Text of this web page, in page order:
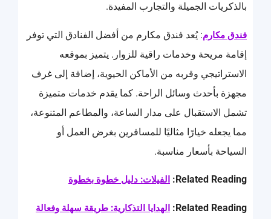
بالذكريات الجميلة والتجارب المفيدة.
فندق مكارم: يُعد فندق مكارم من أفضل الفنادق التي توفر
إقامة مريحة وخدمات راقية للزوار. يتميز بموقعه
الاستراتيجي وقربه من الأماكن الحيوية، إضافة إلى غرف
مجهزة بأحدث وسائل الراحة. كما يقدم خدمات متميزة
تشمل الاستقبال على مدار الساعة، والمطاعم المتنوعة،
مما يجعله خيارًا مثاليًا للمسافرين بغرض العمل أو
السياحة بأسعار مناسبة.
Related Reading: الفيلات: دليل خطوة بخطوة
Related Reading: الهدايا التذكارية: طريقة سهلة وفعالة